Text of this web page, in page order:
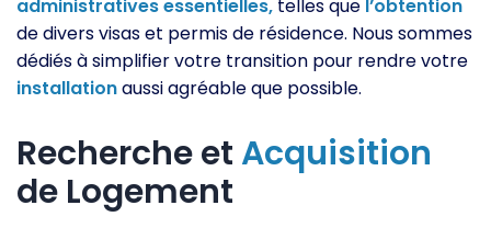
administrativesessentielles, telles que l’obtention
de divers visas et permis de résidence. Nous sommes
dédiés à simplifier votre transition pour rendre votre
installationaussi agréable que possible.
Recherche et Acquisition
de Logement